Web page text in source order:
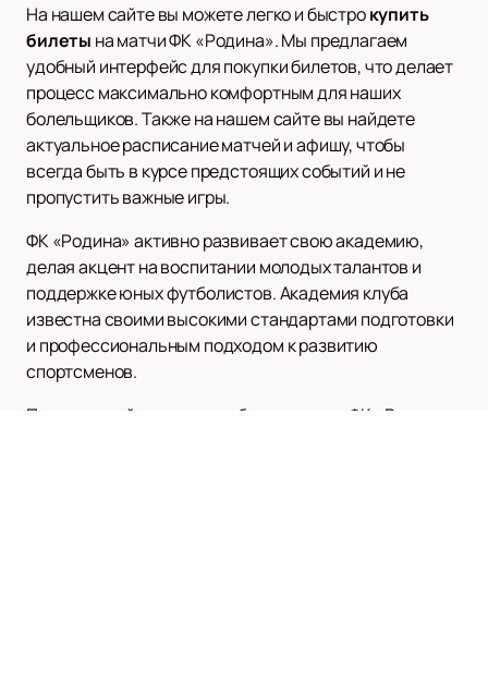
На нашем сайте вы можете легко и быстрокупить
билеты на матчи ФК «Родина». Мы предлагаем
удобный интерфейс для покупки билетов, что делает
процесс максимально комфортным для наших
болельщиков. Также на нашем сайте вы найдете
актуальное расписание матчей и афишу, чтобы
всегда быть в курсе предстоящих событий и не
пропустить важные игры.
ФК «Родина» активно развивает свою академию,
делая акцент на воспитании молодых талантов и
поддержке юных футболистов. Академия клуба
известна своими высокими стандартами подготовки
и профессиональным подходом к развитию
спортсменов.
Присоединяйтесь к числу болельщиков ФК «Родина»